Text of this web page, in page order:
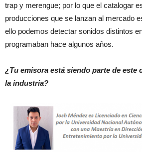
trap y merengue; por lo que el catalogar
producciones que se lanzan al mercado
ello podemos detectar sonidos distintos
programaban hace algunos años.
¿Tu emisora está siendo parte de este
la industria?